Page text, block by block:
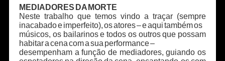
MEDIADORES DA MORTE
Neste trabalho que temos vindo a traçar (sempre
inacabado e imperfeito), os atores – e aqui também os
músicos, os bailarinos e todos os outros que possam
habitar a cena com a sua performance –
desempenham a função de mediadores, guiando os